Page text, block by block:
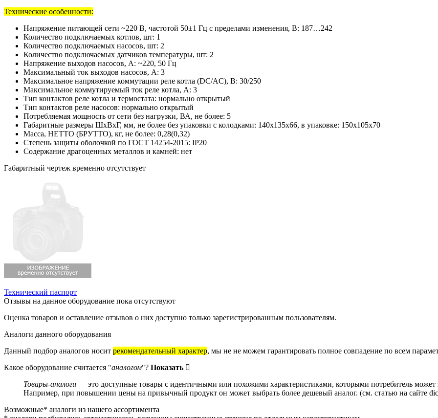
Технические особенности:
Напряжение питающей сети ~220 В, частотой 50±1 Гц с пределами изменения, В: 187…242
Количество подключаемых котлов, шт: 1
Количество подключаемых насосов, шт: 2
Количество подключаемых датчиков температуры, шт: 2
Напряжение выходов насосов, А: ~220, 50 Гц
Максимальный ток выходов насосов, А: 3
Максимальное напряжение коммутации реле котла (DC/AC), В: 30/250
Максимальное коммутируемый ток реле котла, А: 3
Тип контактов реле котла и термостата: нормально открытый
Тип контактов реле насосов: нормально открытый
Потребляемая мощность от сети без нагрузки, ВА, не более: 5
Габаритные размеры ШхВхГ, мм, не более без упаковки с колодками: 140х135х66, в упаковке: 150х105х70
Масса, НЕТТО (БРУТТО), кг, не более: 0,28(0,32)
Степень защиты оболочкой по ГОСТ 14254-2015: IP20
Содержание драгоценных металлов и камней: нет
Габаритный чертеж временно отсутствует
Технический паспорт
Отзывы на данное оборудование пока отсутствуют
Оценка товаров и оставление отзывов о них доступно только зарегистрированным пользователям.
Аналоги данного оборудования
Данный подбор аналогов носит рекомендательный характер, мы не не можем гарантировать полное совпадение по всем
Какое оборудование считается "аналогом"? Показать
Товары-аналоги — это доступные товары с идентичными или похожими характеристиками, которыми потребитель может
Например, при повышении цены на привычный продукт он может выбрать более дешевый аналог. (см. статью на сайте
Возможные* аналоги из нашего ассортимента